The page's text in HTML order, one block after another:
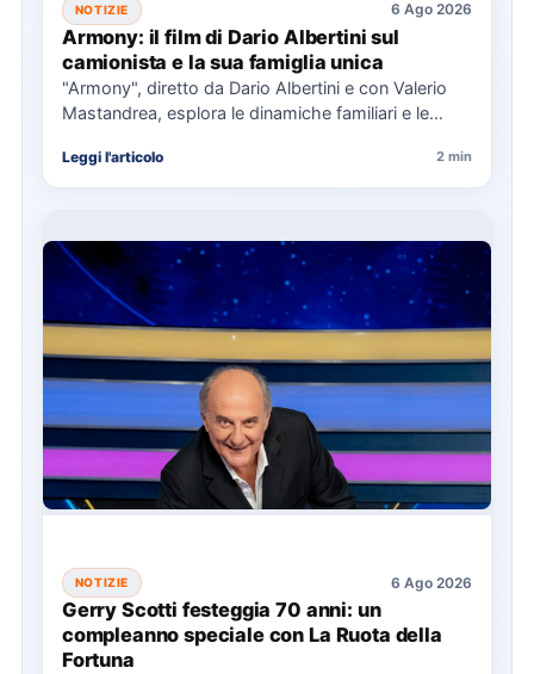
NOTIZIE 6 Ago 2026
Armony: il film di Dario Albertini sul
camionista e la sua famiglia unica
"Armony", diretto da Dario Albertini e con Valerio
Mastandrea, esplora le dinamiche familiari e le
Leggi l'articolo 2 min
NOTIZIE 6 Ago 2026
Gerry Scotti festeggia 70 anni: un
compleanno speciale con La Ruota della
Fortuna